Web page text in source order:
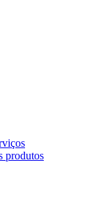
produtos